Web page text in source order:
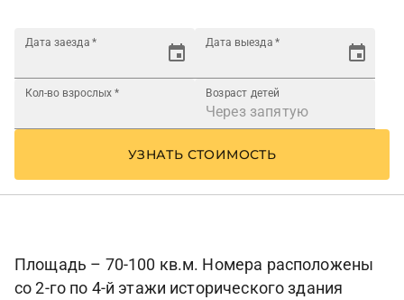
Дата заезда * Дата выезда *
Кол-во взрослых * Возраст детей
УЗНАТЬ СТОИМОСТЬ
Площадь – 70-100 кв.м. Номера расположены
со 2-го по 4-й этажи исторического здания